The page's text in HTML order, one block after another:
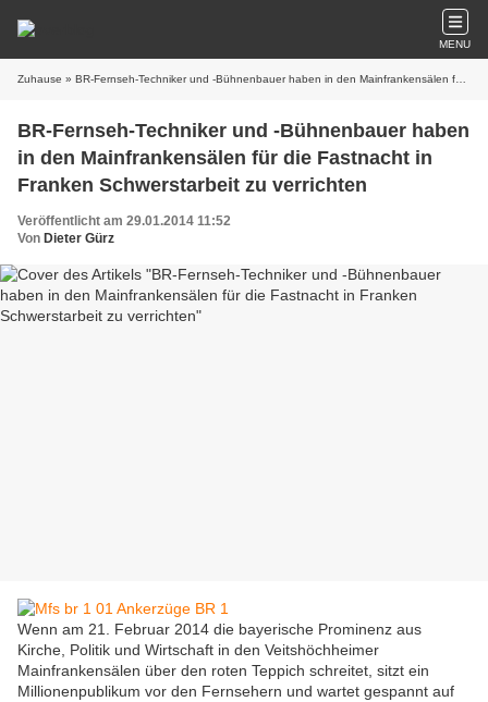
MENU
Zuhause » BR-Fernseh-Techniker und -Bühnenbauer haben in den Mainfrankensälen für die Fastnacht in Franken Schwerstarbeit zu verrichten
BR-Fernseh-Techniker und -Bühnenbauer haben
in den Mainfrankensälen für die Fastnacht in
Franken Schwerstarbeit zu verrichten
Veröffentlicht am 29.01.2014 11:52
Von Dieter Gürz
Wenn am 21. Februar 2014 die bayerische Prominenz aus
Kirche, Politik und Wirtschaft in den Veitshöchheimer
Mainfrankensälen über den roten Teppich schreitet, sitzt ein
Millionenpublikum vor den Fernsehern und wartet gespannt auf